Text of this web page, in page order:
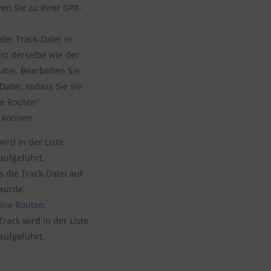
Sie zu Ihrer GPX-
Track-Datei in
derselbe wie der
Bearbeiten Sie
sodass Sie sie
Routen“
in der Liste
die Track-Datei auf
Routen.
wird in der Liste